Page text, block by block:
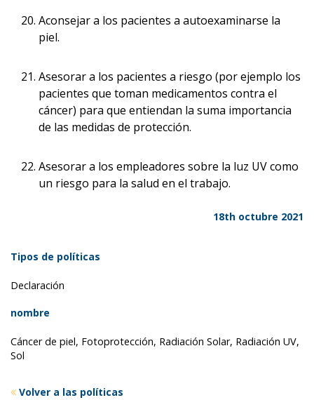
Aconsejar a los pacientes a autoexaminarse la
piel.
Asesorar a los pacientes a riesgo (por ejemplo los
pacientes que toman medicamentos contra el
cáncer) para que entiendan la suma importancia
de las medidas de protección.
Asesorar a los empleadores sobre la luz UV como
un riesgo para la salud en el trabajo.
18th octubre 2021
Tipos de políticas
Declaración
nombre
Cáncer de piel, Fotoprotección, Radiación Solar, Radiación UV,
Sol
Volver a las políticas